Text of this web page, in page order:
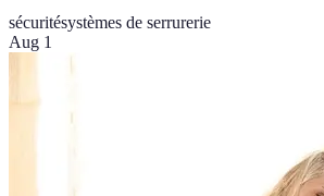
sécuritésystèmes de serrurerie
Aug 1